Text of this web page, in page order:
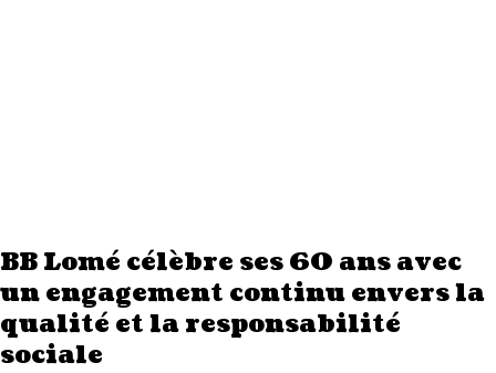
BB Lomé célèbre ses 60 ans avec
un engagement continu envers la
qualité et la responsabilité
sociale